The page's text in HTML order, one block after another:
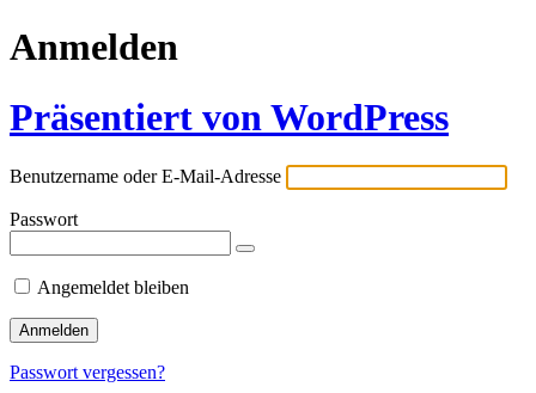
Anmelden
Präsentiert von WordPress
Benutzername oder E-Mail-Adresse
Passwort
Angemeldet bleiben
Passwort vergessen?